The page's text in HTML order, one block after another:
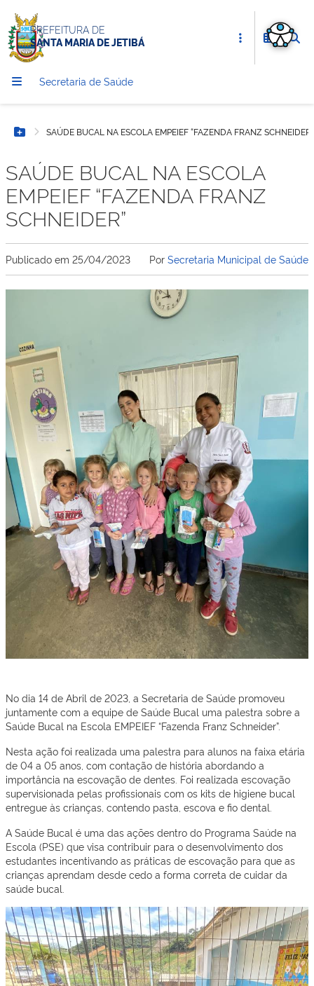
PREFEITURA DE
SANTA MARIA DE JETIBÁ
Secretaria de Saúde
Botão Menu
SAÚDE BUCAL NA ESCOLA EMPEIEF “FAZENDA FRANZ SCHNEIDER”
SAÚDE BUCAL NA ESCOLA
EMPEIEF “FAZENDA FRANZ
SCHNEIDER”
Publicado em 25/04/2023 Por Secretaria Municipal de Saúde
No dia 14 de Abril de 2023, a Secretaria de Saúde promoveu
juntamente com a equipe de Saúde Bucal uma palestra sobre a
Saúde Bucal na Escola EMPEIEF “Fazenda Franz Schneider”.
Nesta ação foi realizada uma palestra para alunos na faixa etária
de 04 a 05 anos, com contação de história abordando a
importância na escovação de dentes. Foi realizada escovação
supervisionada pelas profissionais com os kits de higiene bucal
entregue às crianças, contendo pasta, escova e fio dental.
A Saúde Bucal é uma das ações dentro do Programa Saúde na
Escola (PSE) que visa contribuir para o desenvolvimento dos
estudantes incentivando as práticas de escovação para que as
crianças aprendam desde cedo a forma correta de cuidar da
saúde bucal.